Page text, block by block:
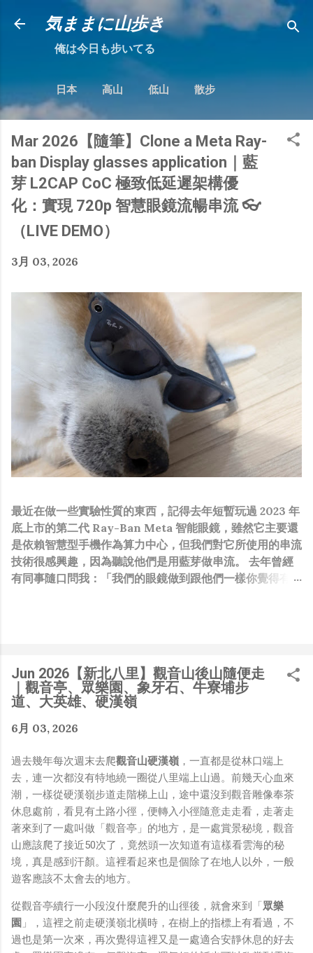
跳到主要內容
気ままに山歩き
俺は今日も步いてる
日本 高山 低山 散步
Mar 2026【隨筆】Clone a Meta Ray-
ban Display glasses application｜藍
芽 L2CAP CoC 極致低延遲架構優
化：實現 720p 智慧眼鏡流暢串流 👓
（LIVE DEMO）
3月 03, 2026
最近在做一些實驗性質的東西，記得去年短暫玩過 2023 年
底上市的第二代 Ray-Ban Meta 智能眼鏡，雖然它主要還
是依賴智慧型手機作為算力中心，但我們對它所使用的串流
技術很感興趣，因為聽說他們是用藍芽做串流。 去年曾經
有同事隨口問我：「我們的眼鏡做到跟他們一樣你覺得有可
人，那我還在這幹嘛？？？（笑）” 也記得更久以前，當我
們還在研究那個眼鏡時，常聽到像是：『 他們不知道用了
什麼黑科技 』，這類沒有建設性、不應該從 RD 嘴裡說出
來的話，而我也是不以為然。坦白講，以前每次只要聽到某
SW嘴砲經理（暫且以H君稱之），沒事就把『 黑科技 』
同樣身為RD，我只覺得 Shame on you！（打嘴炮、作
秀搶風頭、噁心帶風向、搞政治操作、把別人做事的成果搶
去幫自己抬轎、有鍋直接推給下屬扛、散佈同事私生活謠
言，還有職場霸凌，這些你他媽都頂級專業戶，除此之外沒
啥洨用了！） 一件理論上可以做到的事情，外行人的認知
被信息差，不懂加上沒實作能力去驗證，就什麼都變成黑科
技了（多黑？比巴西黑鮑魚還黑嗎？）。反重力技術說不定
也非啥黑科技，只是政府不讓你普通老百姓了解罷了。
Ray-ban Meta 的黑科技，講白了就是人家拉個百人團隊
在搞那支眼鏡，然後把軟體技能和硬體規格點滿，再加上極
致優化後的成果罷了！ 當時知道 Ray-Ban Meta 的智慧眼
鏡有塞入一個強大的 WiFi 6 晶片在裡面，一開始我猜測會
Jun 2026【新北八里】觀音山後山隨便走
｜觀音亭、眾樂園、象牙石、牛寮埔步
道、大英雄、硬漢嶺
6月 03, 2026
過去幾年每次週末去爬觀音山硬漢嶺 ，一直都是從林口端上
去，連一次都沒有特地繞一圈從八里端上山過。前幾天心血來
潮，一樣從硬漢嶺步道走階梯上山，途中還沒到觀音雕像奉茶
休息處前，看見有土路小徑，便轉入小徑隨意走走看，走著走
著來到了一處叫做「觀音亭」的地方，是一處賞景秘境，觀音
山應該爬了接近50次了，竟然頭一次知道有這樣看雲海的秘
境，真是感到汗顏。這裡看起來也是個除了在地人以外，一般
遊客應該不太會去的地方。
從觀音亭續行一小段沒什麼爬升的山徑後，就會來到「眾樂
園 」，這裡之前走硬漢嶺北橫時，在樹上的指標上有看過，不
過也是第一次來，再次覺得這裡又是一處適合安靜休息的好去